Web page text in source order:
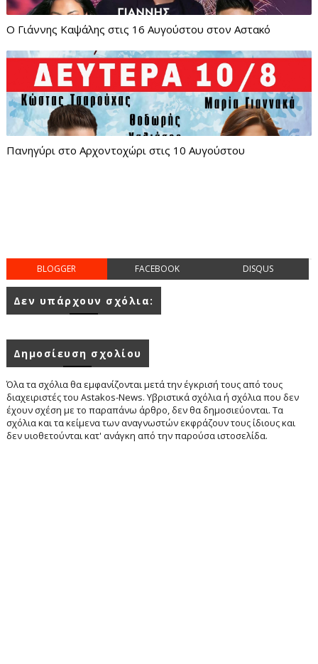
Ο Γιάννης Καψάλης στις 16 Αυγούστου στον Αστακό
Πανηγύρι στο Αρχοντοχώρι στις 10 Αυγούστου
BLOGGER FACEBOOK DISQUS
Δεν υπάρχουν σχόλια:
Δημοσίευση σχολίου
Όλα τα σχόλια θα εμφανίζονται μετά την έγκρισή τους από τους
διαχειριστές του Astakos-News. Υβριστικά σχόλια ή σχόλια που δεν
έχουν σχέση με το παραπάνω άρθρο, δεν θα δημοσιεύονται. Τα
σχόλια και τα κείμενα των αναγνωστών εκφράζουν τους ίδιους και
δεν υιοθετούνται κατ' ανάγκη από την παρούσα ιστοσελίδα.